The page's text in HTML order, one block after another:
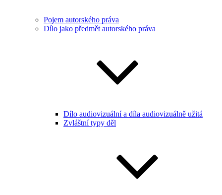
Pojem autorského práva
Dílo jako předmět autorského práva
Dílo audiovizuální a díla audiovizuálně užitá
Zvláštní typy děl